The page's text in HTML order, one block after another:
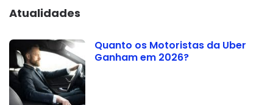
Atualidades
Quanto os Motoristas da Uber
Ganham em 2026?